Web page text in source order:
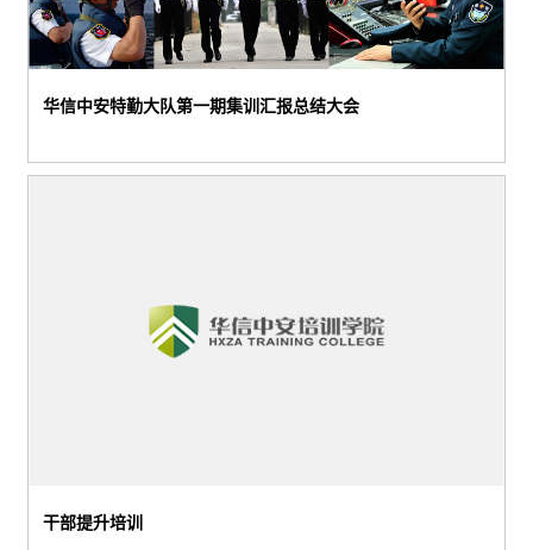
华信中安特勤大队第一期集训汇报总结大会
华信中安特勤大队第一期集训汇报总结大会6月6日上午10时，北京市工商联及丰台区工商联领导到我司听取诚信经营工作汇报，我司与会领导有董事长殷卫宏华信中安特勤大队第一期集训汇报总结大会6月6日上午10时，北京市工商联及丰台区工商联领导到我司听取诚信经营工作汇报，我司与会领导有董事长殷卫宏
干部提升培训